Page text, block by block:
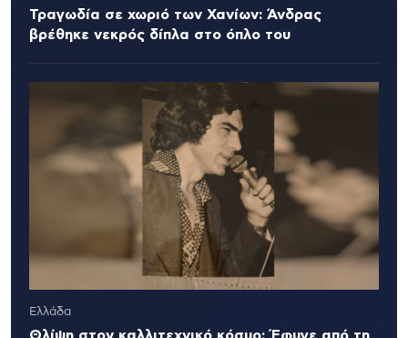
Τραγωδία σε χωριό των Χανίων: Άνδρας
βρέθηκε νεκρός δίπλα στο όπλο του
Ελλάδα